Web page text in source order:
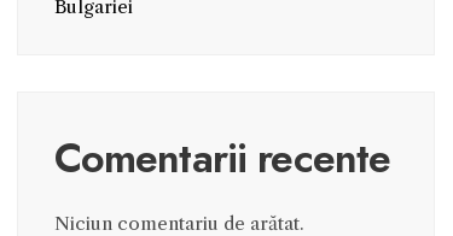
Bulgariei
Comentarii recente
Niciun comentariu de arătat.